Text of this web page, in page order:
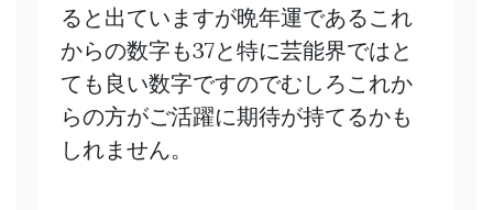
ると出ていますが晩年運であるこれ
からの数字も37と特に芸能界ではと
ても良い数字ですのでむしろこれか
らの方がご活躍に期待が持てるかも
しれません。